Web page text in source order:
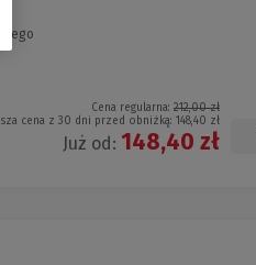
Cena regularna: 212,00 zł
cena z 30 dni przed obniżką: 148,40 zł
Już od: 148,40 zł